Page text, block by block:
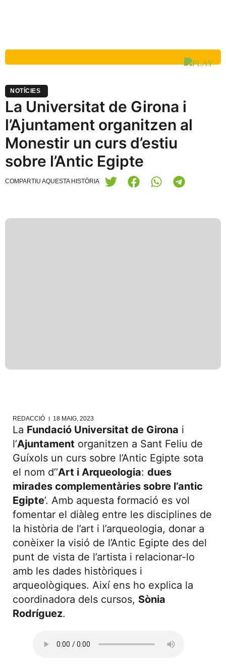
NOTÍCIES
La Universitat de Girona i
l’Ajuntament organitzen al
Monestir un curs d’estiu
sobre l’Antic Egipte
COMPARTIU AQUESTA HISTÒRIA
REDACCIÓ 18 MAIG, 2023
La Fundació Universitat de Girona i
l’Ajuntament organitzen a Sant Feliu de
Guíxols un curs sobre l’Antic Egipte sota
el nom d’’Art i Arqueologia: dues
mirades complementàries sobre l’antic
Egipte’. Amb aquesta formació es vol
fomentar el diàleg entre les disciplines de
la història de l’art i l’arqueologia, donar a
conèixer la visió de l’Antic Egipte des del
punt de vista de l’artista i relacionar-lo
amb les dades històriques i
arqueològiques. Així ens ho explica la
coordinadora dels cursos, Sònia
Rodríguez.